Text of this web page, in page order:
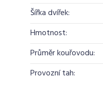
Šířka dvířek:
Hmotnost:
Průměr kouřovodu:
Provozní tah: